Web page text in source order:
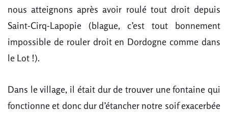
nous atteignons après avoir roulé tout droit depuis
Saint-Cirq-Lapopie (blague, c’est tout bonnement
impossible de rouler droit en Dordogne comme dans
le Lot !).
Dans le village, il était dur de trouver une fontaine qui
fonctionne et donc dur d’étancher notre soif exacerbée